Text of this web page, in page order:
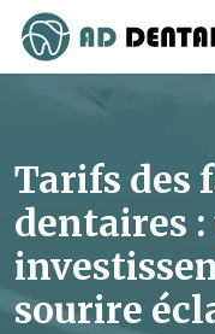
Tarifs des
dentaires :
sourire